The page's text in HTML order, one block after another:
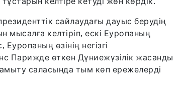
сайлаудағы дауыс берудің
мысалға келтіріп, ескі Еуропаның
өзінің негізгі
Парижде өткен Дүниежүзілік жасанды
саласында тым көп ережелерді